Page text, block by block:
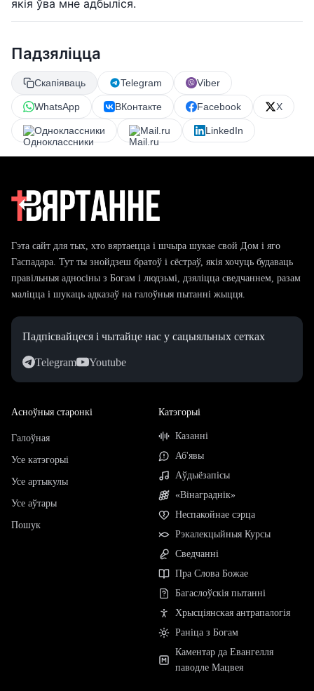
якія ўва мне адбыліся.
Падзяліцца
Скапіяваць Telegram Viber
WhatsApp ВКонтакте Facebook X
Одноклассники Mail.ru LinkedIn
Гэта сайт для тых, хто вяртаецца і шчыра шукае свой Дом і яго
Гаспадара. Тут ты знойдзеш братоў і сёстраў, якія хочуць будаваць
правільныя адносіны з Богам і людзьмі, дзяліцца сведчаннем, разам
маліцца і шукаць адказаў на галоўныя пытанні жыцця.
Падпісвайцеся і чытайце нас у сацыяльных сетках
Telegram Youtube
Асноўныя старонкі
Галоўная
Усе катэгорыі
Усе артыкулы
Усе аўтары
Пошук
Катэгорыі
Казанні
Аб'явы
Аўдыёзапісы
«Вінаграднік»
Неспакойнае сэрца
Рэкалекцыйныя Курсы
Сведчанні
Пра Слова Божае
Багаслоўскія пытанні
Хрысціянская антрапалогія
Раніца з Богам
Каментар да Евангелля
паводле Мацвея